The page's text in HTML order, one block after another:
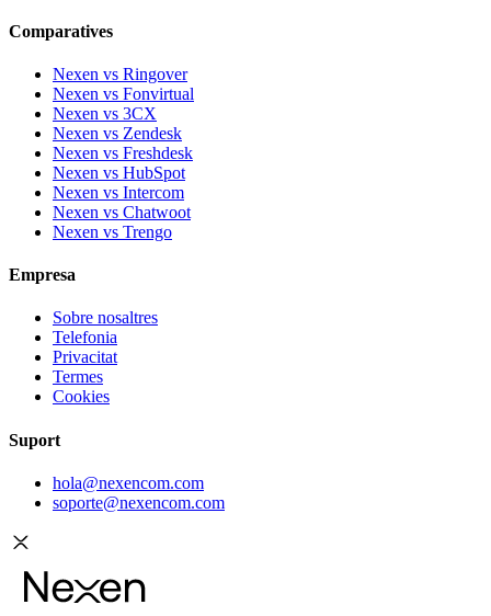
Comparatives
Nexen vs Ringover
Nexen vs Fonvirtual
Nexen vs 3CX
Nexen vs Zendesk
Nexen vs Freshdesk
Nexen vs HubSpot
Nexen vs Intercom
Nexen vs Chatwoot
Nexen vs Trengo
Empresa
Sobre nosaltres
Telefonia
Privacitat
Termes
Cookies
Suport
hola@nexencom.com
soporte@nexencom.com